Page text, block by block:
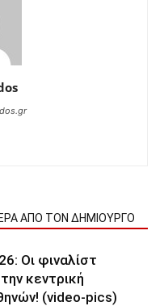
ΑΠΟ ΤΟΝ ΔΗΜΙΟΥΡΓΟ
Οι φιναλίστ
κεντρική
(video-pics)